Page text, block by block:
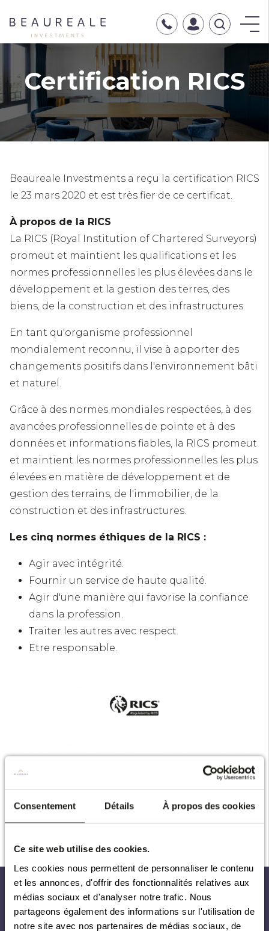
Consentement Détails À propos des cookies
Ce site web utilise des cookies.
Les cookies nous permettent de personnaliser le contenu
et les annonces, d'offrir des fonctionnalités relatives aux
médias sociaux et d'analyser notre trafic. Nous
partageons également des informations sur l'utilisation de
notre site avec nos partenaires de médias sociaux, de
Typ
hier
Certification RICS
Image
Beaureale Investments a reçu la certification RICS
le 23 mars 2020 et est très fier de ce certificat.
À propos de la RICS
La RICS (Royal Institution of Chartered Surveyors)
promeut et maintient les qualifications et les
normes professionnelles les plus élevées dans le
développement et la gestion des terres, des
biens, de la construction et des infrastructures.
En tant qu'organisme professionnel
mondialement reconnu, il vise à apporter des
changements positifs dans l'environnement bâti
et naturel.
Grâce à des normes mondiales respectées, à des
avancées professionnelles de pointe et à des
données et informations fiables, la RICS promeut
et maintient les normes professionnelles les plus
élevées en matière de développement et de
gestion des terrains, de l'immobilier, de la
construction et des infrastructures.
Les cinq normes éthiques de la RICS :
Agir avec intégrité.
Fournir un service de haute qualité.
Agir d'une manière qui favorise la confiance
dans la profession.
Traiter les autres avec respect.
Etre responsable.